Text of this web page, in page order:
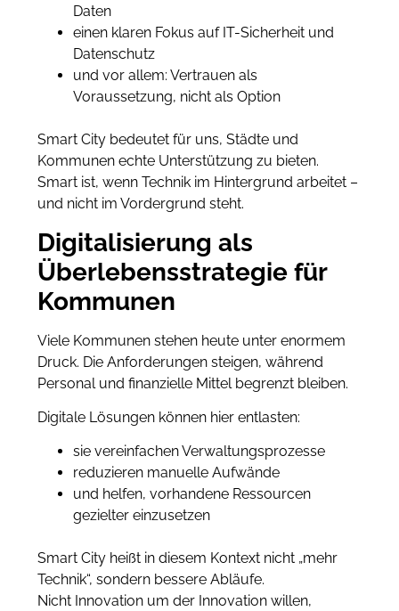
Daten
einen klaren Fokus auf IT-Sicherheit und
Datenschutz
und vor allem: Vertrauen als
Voraussetzung, nicht als Option
Smart City bedeutet für uns, Städte und
Kommunen echte Unterstützung zu bieten.
Smart ist, wenn Technik im Hintergrund arbeitet –
und nicht im Vordergrund steht.
Digitalisierung als
Überlebensstrategie für
Kommunen
Viele Kommunen stehen heute unter enormem
Druck. Die Anforderungen steigen, während
Personal und finanzielle Mittel begrenzt bleiben.
Digitale Lösungen können hier entlasten:
sie vereinfachen Verwaltungsprozesse
reduzieren manuelle Aufwände
und helfen, vorhandene Ressourcen
gezielter einzusetzen
Smart City heißt in diesem Kontext nicht „mehr
Technik“, sondern bessere Abläufe.
Nicht Innovation um der Innovation willen,